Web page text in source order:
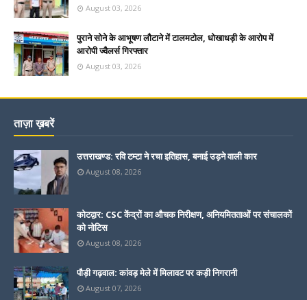
August 03, 2026
पुराने सोने के आभूषण लौटाने में टालमटोल, धोखाधड़ी के आरोप में
आरोपी ज्वैलर्स गिरफ्तार
August 03, 2026
ताज़ा ख़बरें
उत्तराखण्ड: रवि टम्टा ने रचा इतिहास, बनाई उड़ने वाली कार
August 08, 2026
कोटद्वार: CSC केंद्रों का औचक निरीक्षण, अनियमितताओं पर संचालकों
को नोटिस
August 08, 2026
पौड़ी गढ़वाल: कांवड़ मेले में मिलावट पर कड़ी निगरानी
August 07, 2026